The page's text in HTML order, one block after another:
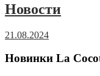
Новости
21.08.2024
Новинки La